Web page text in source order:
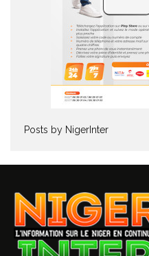
Posts by NigerInter